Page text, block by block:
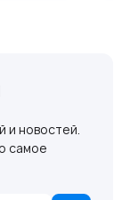
и новостей.
самое